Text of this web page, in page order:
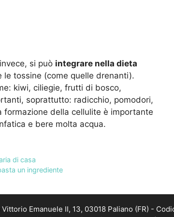
si può integrare nella dieta
tossine (come quelle drenanti).
kiwi, ciliegie, frutti di bosco,
soprattutto: radicchio, pomodori,
della cellulite è importante
e bere molta acqua.
di casa
un ingrediente
Emanuele II, 13, 03018 Paliano (FR) -